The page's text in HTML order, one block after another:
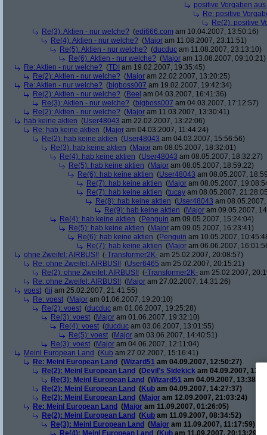
positive Vorgaben
Re: positive
Re(2): positive
Re(3): Aktien - nur welche? (edi666.com am 10.04.2007, 13:50:16)
Re(4): Aktien - nur welche? (Major am 11.08.2007, 23:11:51)
Re(5): Aktien - nur welche? (ducduc am 11.08.2007, 23:13:10)
Re(6): Aktien - nur welche? (Major am 13.08.2007, 09:10:21)
Re: Aktien - nur welche? (TDI am 19.02.2007, 19:35:45)
Re(2): Aktien - nur welche? (Major am 22.02.2007, 13:20:25)
Re: Aktien - nur welche? (bigboss007 am 19.02.2007, 19:42:34)
Re(2): Aktien - nur welche? (Beel am 04.03.2007, 16:41:36)
Re(3): Aktien - nur welche? (bigboss007 am 04.03.2007, 17:12:57)
Re(2): Aktien - nur welche? (Major am 11.03.2007, 13:30:41)
hab keine aktien (User48043 am 22.02.2007, 13:22:06)
Re: hab keine aktien (Major am 04.03.2007, 11:44:24)
Re(2): hab keine aktien (User48043 am 04.03.2007, 15:56:56)
Re(3): hab keine aktien (Major am 08.05.2007, 18:32:01)
Re(4): hab keine aktien (User48043 am 08.05.2007, 18:32:27)
Re(5): hab keine aktien (Major am 08.05.2007, 18:59:22)
Re(6): hab keine aktien (User48043 am 08.05.2007,
Re(7): hab keine aktien (Major am 08.05.2007,
Re(7): hab keine aktien (tucay am 08.05.2007,
Re(8): hab keine aktien (User48043 am
Re(9): hab keine aktien (Major am 09.05.2007,
Re(4): hab keine aktien (Penguin am 09.05.2007, 15:24:04)
Re(5): hab keine aktien (Major am 09.05.2007, 16:23:41)
Re(6): hab keine aktien (Penguin am 10.05.2007,
Re(7): hab keine aktien (Major am 06.06.2007,
ohne Zweifel: AIRBUS!! (-Transformer2K- am 25.02.2007, 20:08:57)
Re: ohne Zweifel: AIRBUS!! (User6465 am 25.02.2007, 20:15:21)
Re(2): ohne Zweifel: AIRBUS!! (-Transformer2K- am 25.02.2007,
Re: ohne Zweifel: AIRBUS!! (Major am 27.02.2007, 14:31:26)
voest ( lij am 25.02.2007, 21:41:55)
Re: voest (Major am 01.06.2007, 19:20:10)
Re(2): voest (ducduc am 01.06.2007, 19:25:28)
Re(3): voest (Major am 01.06.2007, 19:32:10)
Re(4): voest (ducduc am 03.06.2007, 13:01:55)
Re(5): voest (Major am 03.06.2007, 14:40:51)
Re(3): voest (Major am 04.06.2007, 12:11:04)
Meinl European Land (Kub am 27.02.2007, 15:16:41)
Re: Meinl European Land (Wizard51 am 04.09.2007, 12:50:27)
Re(2): Meinl European Land (Devil's Sidekick am 04.09.2007,
Re(3): Meinl European Land (Wizard51 am 04.09.2007,
Re(2): Meinl European Land (Kub am 04.09.2007, 14:27:37)
Re(2): Meinl European Land (Major am 12.09.2007, 21:03:24)
Re: Meinl European Land (Major am 11.09.2007, 01:26:05)
Re(2): Meinl European Land (Kub am 11.09.2007, 08:34:52)
Re(3): Meinl European Land (Major am 11.09.2007, 11:17:59)
Re(4): Meinl European Land (Kub am 11.09.2007, 20:13:29)